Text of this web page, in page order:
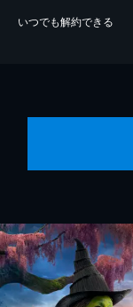
いつでも解約できる